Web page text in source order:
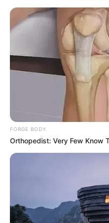
„Megalopolis” –
Forda Coppoli
przyszłym roku!
FORGE BODY
Orthopedist: Very Few Know